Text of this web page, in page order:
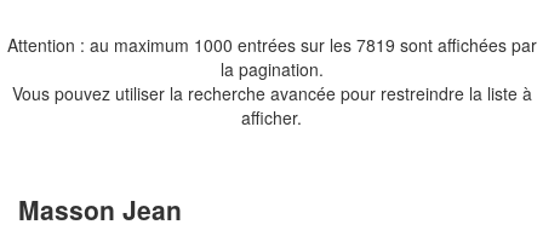
Attention : au maximum 1000 entrées sur les 7819 sont affichées par
la pagination.
Vous pouvez utiliser la recherche avancée pour restreindre la liste à
afficher.
Masson Jean